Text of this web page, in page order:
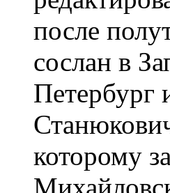
после
сослан в
Петербург
которому